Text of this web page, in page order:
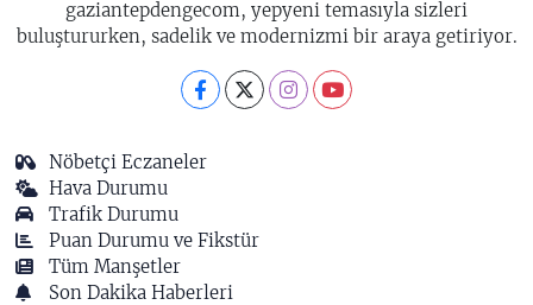
gaziantepdengecom, yepyeni temasıyla sizleri
buluştururken, sadelik ve modernizmi bir araya getiriyor.
Nöbetçi Eczaneler
Hava Durumu
Trafik Durumu
Puan Durumu ve Fikstür
Tüm Manşetler
Son Dakika Haberleri